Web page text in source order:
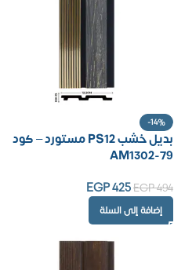
-14%
بديل خشب PS12 مستورد – كود
AM1302-79
EGP494
EGP425
إضافة إلى السلة